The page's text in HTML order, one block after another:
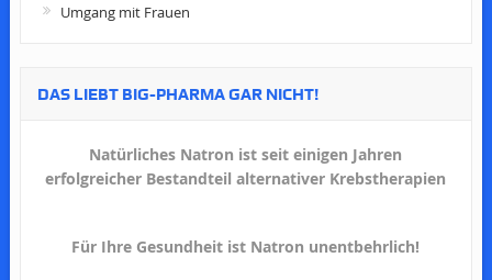
Umgang mit Frauen
DAS LIEBT BIG-PHARMA GAR NICHT!
Natürliches Natron ist seit einigen Jahren
erfolgreicher Bestandteil alternativer Krebstherapien
Für Ihre Gesundheit ist Natron unentbehrlich!